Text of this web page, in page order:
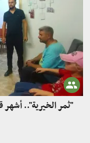
"ثمر الخيرية".. أشهر